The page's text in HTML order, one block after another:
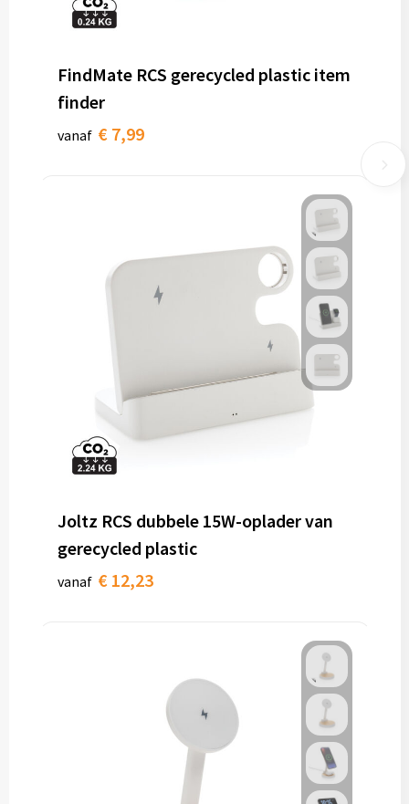
FindMate RCS gerecycled plastic item
finder
vanaf € 7,99
Joltz RCS dubbele 15W-oplader van
gerecycled plastic
vanaf € 12,23